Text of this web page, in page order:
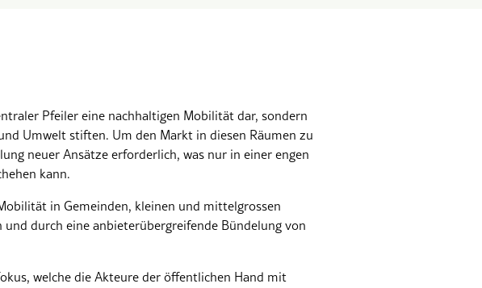
Pfeiler eine nachhaltigen Mobilität dar, sondern
Umwelt stiften. Um den Markt in diesen Räumen zu
neuer Ansätze erforderlich, was nur in einer engen
kann.
in Gemeinden, kleinen und mittelgrossen
durch eine anbieterübergreifende Bündelung von
welche die Akteure der öffentlichen Hand mit